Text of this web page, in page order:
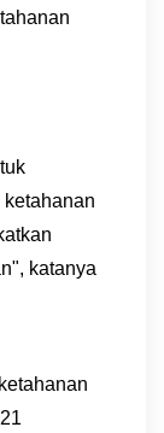
katanya